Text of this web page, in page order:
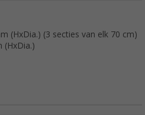
(HxDia.) (3 secties van elk 70 cm)
(HxDia.)